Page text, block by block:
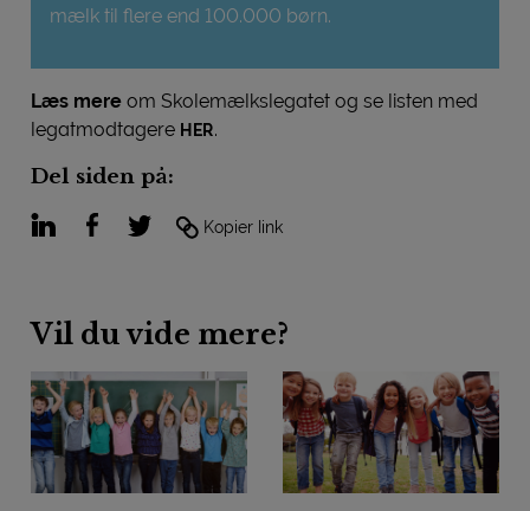
mælk til flere end 100.000 børn.
Læs mere om Skolemælkslegatet og se listen med
legatmodtagere HER.
Del siden på:
LinkedInFacebook
TwitterKopier link
Vil du vide mere?